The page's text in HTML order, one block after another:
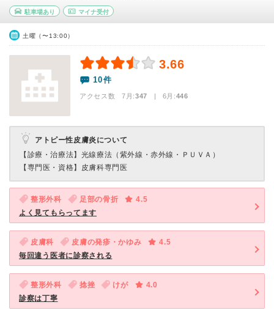
駐車場あり マイナ受付
土曜（〜13:00）
3.66
10件
アクセス数 7月:347 | 6月:446
アトピー性皮膚炎について
【診療・治療法】 光線療法（紫外線・赤外線・ＰＵＶＡ）
【専門医・資格】 皮膚科専門医
整形外科 足部の骨折
4.5
よく見てもらってます
皮膚科 皮膚の発疹・かゆみ
4.5
毎回違う医者に診察される
整形外科 捻挫 けが
4.0
診察は丁寧